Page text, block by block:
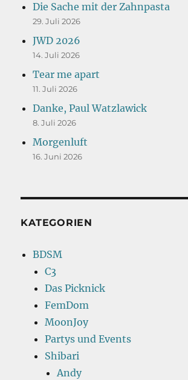
Die Sache mit der Zahnpasta
29. Juli 2026
JWD 2026
14. Juli 2026
Tear me apart
11. Juli 2026
Danke, Paul Watzlawick
8. Juli 2026
Morgenluft
16. Juni 2026
KATEGORIEN
BDSM
C3
Das Picknick
FemDom
MoonJoy
Partys und Events
Shibari
Andy